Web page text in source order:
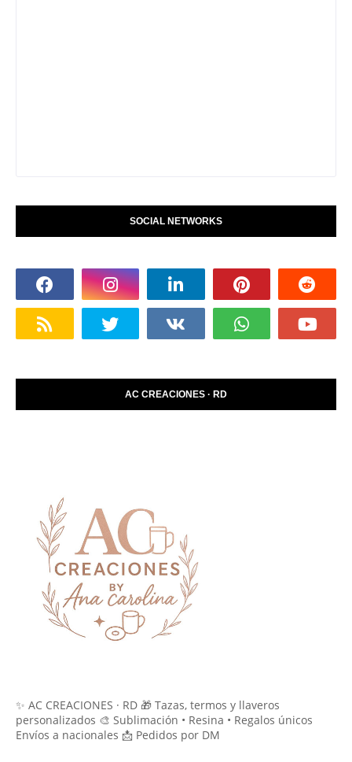
SOCIAL NETWORKS
AC CREACIONES · RD
✨ AC CREACIONES · RD 🎁 Tazas, termos y llaveros
personalizados 🎨 Sublimación • Resina • Regalos únicos
Envíos a nacionales 📩 Pedidos por DM